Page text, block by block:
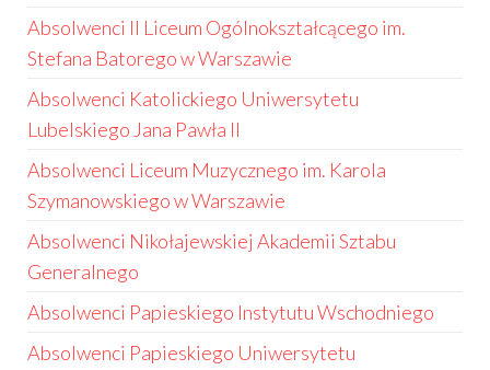
Absolwenci II Liceum Ogólnokształcącego im.
Stefana Batorego w Warszawie
Absolwenci Katolickiego Uniwersytetu
Lubelskiego Jana Pawła II
Absolwenci Liceum Muzycznego im. Karola
Szymanowskiego w Warszawie
Absolwenci Nikołajewskiej Akademii Sztabu
Generalnego
Absolwenci Papieskiego Instytutu Wschodniego
Absolwenci Papieskiego Uniwersytetu